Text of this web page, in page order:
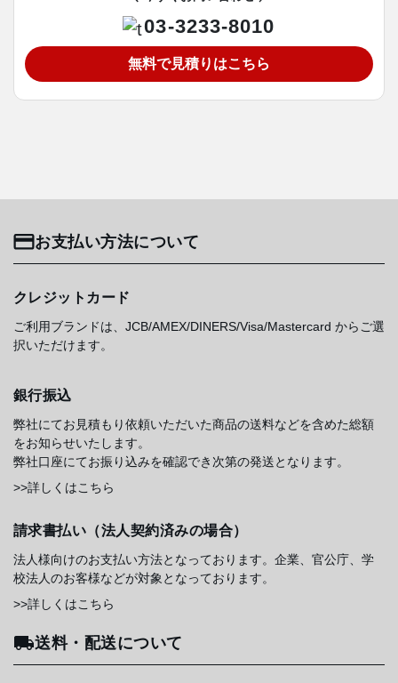
03-3233-8010
無料で見積りはこちら
お支払い方法について
クレジットカード
ご利用ブランドは、JCB/AMEX/DINERS/Visa/Mastercard からご選
択いただけます。
銀行振込
弊社にてお見積もり依頼いただいた商品の送料などを含めた総額
をお知らせいたします。
弊社口座にてお振り込みを確認でき次第の発送となります。
>>詳しくはこちら
請求書払い（法人契約済みの場合）
法人様向けのお支払い方法となっております。企業、官公庁、学
校法人のお客様などが対象となっております。
>>詳しくはこちら
送料・配送について